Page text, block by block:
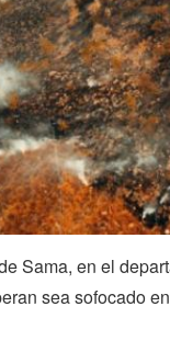
Sama, en el
sea sofocado